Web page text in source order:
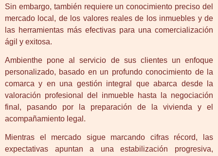
Sin embargo, también requiere un conocimiento preciso del
mercado local, de los valores reales de los inmuebles y de
las herramientas más efectivas para una comercialización
ágil y exitosa.
Ambienthe pone al servicio de sus clientes un enfoque
personalizado, basado en un profundo conocimiento de la
comarca y en una gestión integral que abarca desde la
valoración profesional del inmueble hasta la negociación
final, pasando por la preparación de la vivienda y el
acompañamiento legal.
Mientras el mercado sigue marcando cifras récord, las
expectativas apuntan a una estabilización progresiva,